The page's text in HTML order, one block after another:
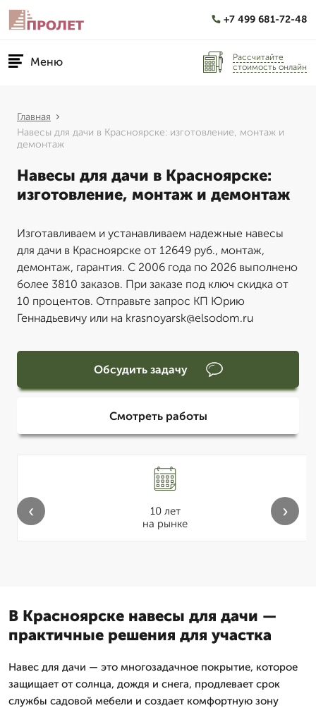
+7 499 681-72-48
Меню
Рассчитайте
стоимость онлайн
Главная
Навесы для дачи в Красноярске: изготовление, монтаж и
демонтаж
Навесы для дачи в Красноярске:
изготовление, монтаж и демонтаж
Изготавливаем и устанавливаем надежные навесы
для дачи в Красноярске от 12649 руб., монтаж,
демонтаж, гарантия. С 2006 года по 2026 выполнено
более 3810 заказов. При заказе под ключ скидка от
10 процентов. Отправьте запрос КП Юрию
Геннадьевичу или на krasnoyarsk@elsodom.ru
Обсудить задачу
Смотреть работы
10 лет
на рынке
‹ ›
В Красноярске навесы для дачи —
практичные решения для участка
Навес для дачи — это многозадачное покрытие, которое
защищает от солнца, дождя и снега, продлевает срок
службы садовой мебели и создает комфортную зону